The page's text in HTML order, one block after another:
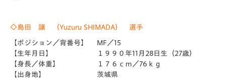
◇島田 譲 （Yuzuru SHIMADA） 選手
【ポジション／背番号】 MF／15
【生年月日】 １９９０年11月28日生（27歳）
【身長／体重】 １７６ｃｍ／76ｋｇ
【出身地】 茨城県